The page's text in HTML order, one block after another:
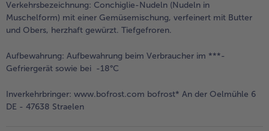
Verkehrsbezeichnung: Conchiglie-Nudeln (Nudeln in
Muschelform) mit einer Gemüsemischung, verfeinert mit Butter
und Obers, herzhaft gewürzt. Tiefgefroren.
Aufbewahrung: Aufbewahrung beim Verbraucher im ***-
Gefriergerät sowie bei -18°C
Inverkehrbringer: www.bofrost.com bofrost* An der Oelmühle 6
DE - 47638 Straelen